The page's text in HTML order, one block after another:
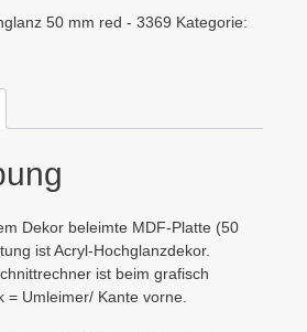
50 mm red - 3369 Kategorie:
Dekor beleimte MDF-Platte (50
ist Acryl-Hochglanzdekor.
ist beim grafisch
= Umleimer/ Kante vorne.